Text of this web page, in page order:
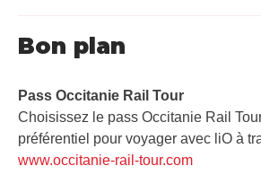
Bon plan
Pass Occitanie Rail Tour​
Choisissez le pass Occitanie Rail
préférentiel pour voyager avec liO à
www.occitanie-rail-tour.com